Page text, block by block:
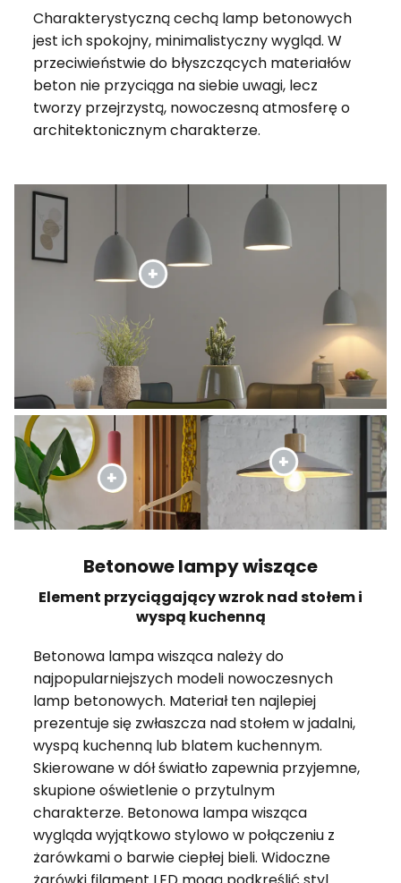
Charakterystyczną cechą lamp betonowych
jest ich spokojny, minimalistyczny wygląd. W
przeciwieństwie do błyszczących materiałów
beton nie przyciąga na siebie uwagi, lecz
tworzy przejrzystą, nowoczesną atmosferę o
architektonicznym charakterze.
Betonowe lampy wiszące
Element przyciągający wzrok nad stołem i
wyspą kuchenną
Betonowa lampa wisząca należy do
najpopularniejszych modeli nowoczesnych
lamp betonowych. Materiał ten najlepiej
prezentuje się zwłaszcza nad stołem w jadalni,
wyspą kuchenną lub blatem kuchennym.
Skierowane w dół światło zapewnia przyjemne,
skupione oświetlenie o przytulnym
charakterze. Betonowa lampa wisząca
wygląda wyjątkowo stylowo w połączeniu z
żarówkami o barwie ciepłej bieli. Widoczne